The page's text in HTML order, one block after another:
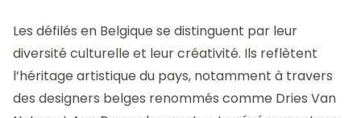
Les défilés en Belgique se distinguent par leur
diversité culturelle et leur créativité. Ils reflètent
l’héritage artistique du pays, notamment à travers
des designers belges renommés comme Dries Van